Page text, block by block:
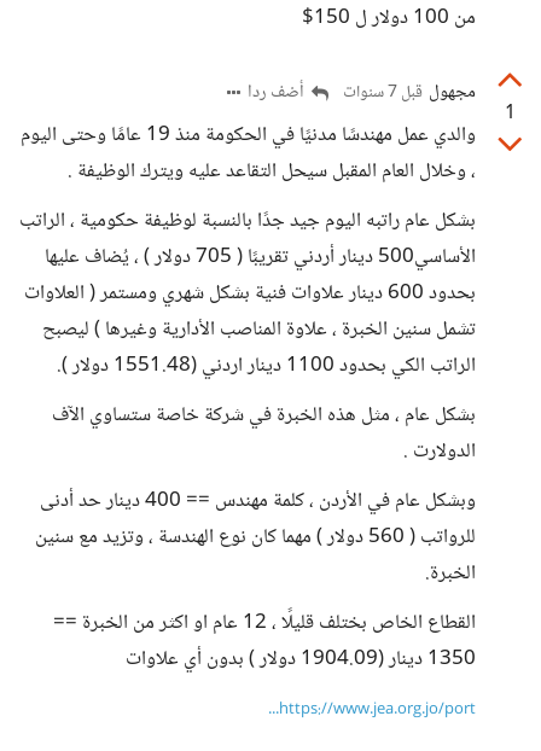
من 100 دولار ل 150$
1
مجهول قبل 7 سنوات أضف ردا
والدي عمل مهندسًا مدنيًا في الحكومة منذ 19 عامًا وحتى اليوم
، وخلال العام المقبل سيحل التقاعد عليه ويترك الوظيفة .
بشكل عام راتبه اليوم جيد جدًا بالنسبة لوظيفة حكومية ، الراتب
الأساسي500 دينار أردني تقريبًا ( 705 دولار ) ، يُضاف عليها
بحدود 600 دينار علاوات فنية بشكل شهري ومستمر ( العلاوات
تشمل سنين الخبرة ، علاوة المناصب الأدارية وغيرها ) ليصبح
الراتب الكي بحدود 1100 دينار اردني (1551.48 دولار ).
بشكل عام ، مثل هذه الخبرة في شركة خاصة ستساوي الآف
الدولارت .
وبشكل عام في الأردن ، كلمة مهندس == 400 دينار حد أدنى
للرواتب ( 560 دولار ) مهما كان نوع الهندسة ، وتزيد مع سنين
الخبرة.
القطاع الخاص بختلف قليلًا ، 12 عام او اكثر من الخبرة ==
1350 دينار (1904.09 دولار ) بدون أي علاوات
https://www.jea.org.jo/port...